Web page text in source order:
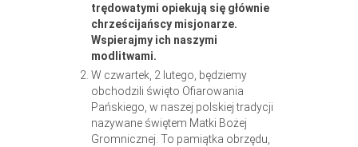
trędowatymi opiekują się głównie
chrześcijańscy misjonarze.
Wspierajmy ich naszymi
modlitwami.
W czwartek, 2 lutego, będziemy
obchodzili święto Ofiarowania
Pańskiego, w naszej polskiej tradycji
nazywane świętem Matki Bożej
Gromnicznej. To pamiątka obrzędu,